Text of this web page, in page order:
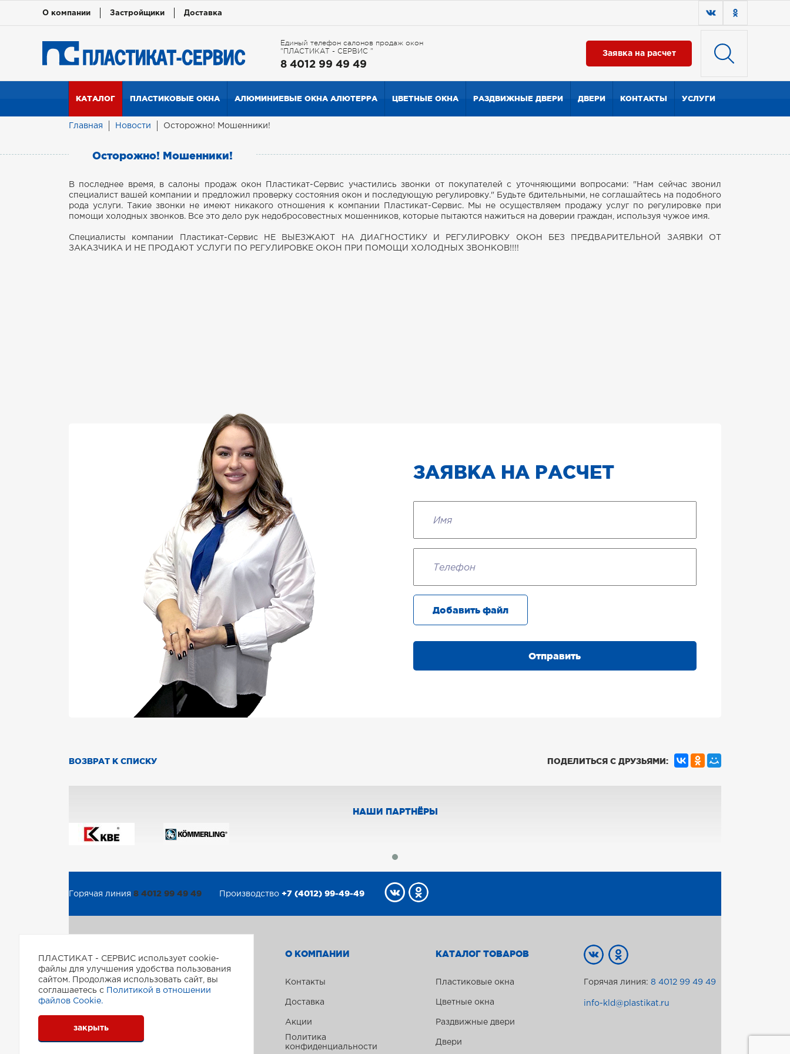
О компании Застройщики Доставка
Единый телефон салонов продаж окон
"ПЛАСТИКАТ - СЕРВИС "
8 4012 99 49 49
Заявка на расчет
КАТАЛОГ ПЛАСТИКОВЫЕ ОКНА АЛЮМИНИЕВЫЕ ОКНА АЛЮТЕРРА ЦВЕТНЫЕ ОКНА РАЗДВИЖНЫЕ ДВЕРИ ДВЕРИ КОНТАКТЫ УСЛУГИ
Главная Новости Осторожно! Мошенники!
Осторожно! Мошенники!
В последнее время, в салоны продаж окон Пластикат-Сервис участились звонки от покупателей с уточняющими вопросами: "Нам сейчас звонил
специалист вашей компании и предложил проверку состояния окон и последующую регулировку." Будьте бдительными, не соглашайтесь на подобного
рода услуги. Такие звонки не имеют никакого отношения к компании Пластикат-Сервис. Мы не осуществляем продажу услуг по регулировке при
помощи холодных звонков. Все это дело рук недобросовестных мошенников, которые пытаются нажиться на доверии граждан, используя чужое имя.
Специалисты компании Пластикат-Сервис НЕ ВЫЕЗЖАЮТ НА ДИАГНОСТИКУ И РЕГУЛИРОВКУ ОКОН БЕЗ ПРЕДВАРИТЕЛЬНОЙ ЗАЯВКИ ОТ
ЗАКАЗЧИКА И НЕ ПРОДАЮТ УСЛУГИ ПО РЕГУЛИРОВКЕ ОКОН ПРИ ПОМОЩИ ХОЛОДНЫХ ЗВОНКОВ!!!!
ЗАЯВКА НА РАСЧЕТ
Добавить файл
Отправить
ВОЗВРАТ К СПИСКУ ПОДЕЛИТЬСЯ С ДРУЗЬЯМИ:
НАШИ ПАРТНЁРЫ
Горячая линия 8 4012 99 49 49 Производство +7 (4012) 99-49-49
Пластикат-сервис © 2026
Создание и поддержка сайта
О КОМПАНИИ
Контакты
Доставка
Акции
Политика
конфиденциальности
КАТАЛОГ ТОВАРОВ
Пластиковые окна
Цветные окна
Раздвижные двери
Двери
Горячая линия: 8 4012 99 49 49
info-kld@plastikat.ru
ПЛАСТИКАТ - СЕРВИС использует cookie-
файлы для улучшения удобства пользования
сайтом. Продолжая использовать сайт, вы
соглашаетесь с
Политикой в отношении
файлов Сookie.
закрыть